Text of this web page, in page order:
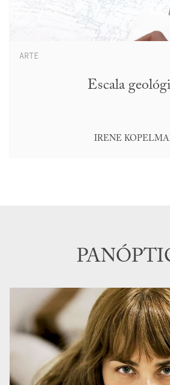
ARTE
Escala
IRENE